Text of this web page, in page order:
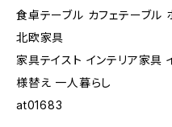
食卓テーブル カフェテーブル
北欧家具
家具テイスト インテリア家具
様替え 一人暮らし
at01683